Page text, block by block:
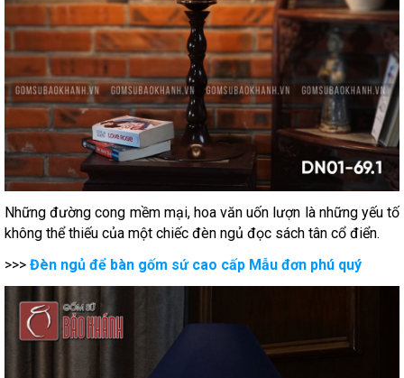
Những đường cong mềm mại, hoa văn uốn lượn là những yếu tố
không thể thiếu của một chiếc đèn ngủ đọc sách tân cổ điển.
>>> Đèn ngủ để bàn gốm sứ cao cấp Mẫu đơn phú quý